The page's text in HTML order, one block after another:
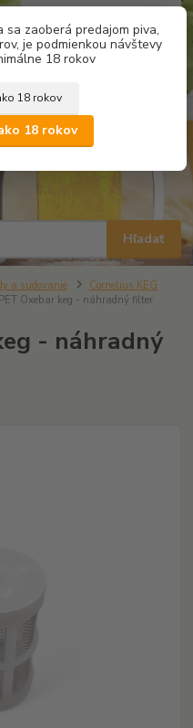
zaoberá predajom piva,
je podmienkou návštevy
18 rokov
18 rokov
18 rokov
Hľadať
za0,00 €
a sudovanie
Cornelius KEG
Oxebar keg - náhradný filter
- náhradný